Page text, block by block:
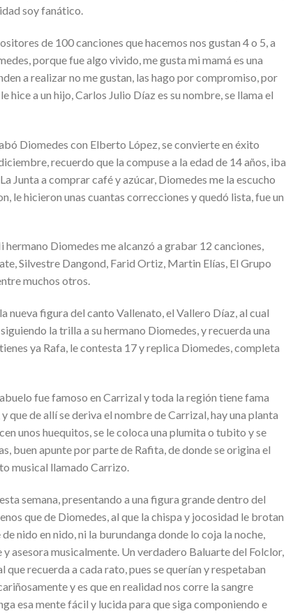
soy fanático.
de 100 canciones que hacemos nos gustan 4 o 5, a
porque fue algo vivido, me gusta mi mamá es una
a realizar no me gustan, las hago por compromiso, por
hice a un hijo, Carlos Julio Díaz es su nombre, se llama el
Diomedes con Elberto López, se convierte en éxito
recuerdo que la compuse a la edad de 14 años, iba
Junta a comprar café y azúcar, Diomedes me la escucho
hicieron unas cuantas correcciones y quedó lista, fue un
Diomedes me alcanzó a grabar 12 canciones,
Silvestre Dangond, Farid Ortiz, Martin Elías, El Grupo
muchos otros.
nueva figura del canto Vallenato, el Vallero Díaz, al cual
la trilla a su hermano Diomedes, y recuerda una
ya Rafa, le contesta 17 y replica Diomedes, completa
fue famoso en Carrizal y toda la región tiene fama
de allí se deriva el nombre de Carrizal, hay una planta
unos huequitos, se le coloca una plumita o tubito y se
buen apunte por parte de Rafita, de donde se origina el
musical llamado Carrizo.
semana, presentando a una figura grande dentro del
que de Diomedes, al que la chispa y jocosidad le brotan
nido en nido, ni la burundanga donde lo coja la noche,
asesora musicalmente. Un verdadero Baluarte del Folclor,
recuerda a cada rato, pues se querían y respetaban
y es que en realidad nos corre la sangre
esa mente fácil y lucida para que siga componiendo e